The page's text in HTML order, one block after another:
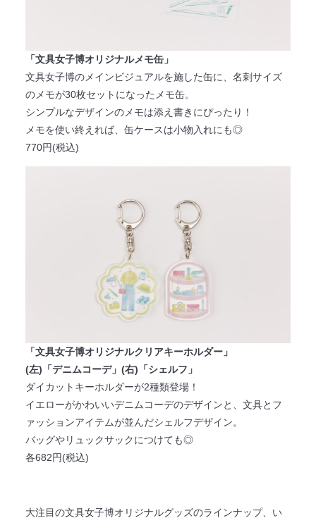
「文具女子博オリジナルメモ缶」
文具女子博のメインビジュアルを施した缶に、名刺サイズ
のメモが30枚セットになったメモ缶。
シンプルなデザインのメモは添え書きにぴったり！
メモを使い終えれば、缶ケースは小物入れにも◎
770円(税込)
「文具女子博オリジナルクリアキーホルダー」
(左)「デニムコーデ」(右)「シェルフ」
ダイカットキーホルダーが2種類登場！
イエローがかわいいデニムコーデのデザインと、文具とフ
ァッションアイテムが並んだシェルフデザイン。
バッグやリュックサックにつけても◎
各682円(税込)
大注目の文具女子博オリジナルグッズのラインナップ、い